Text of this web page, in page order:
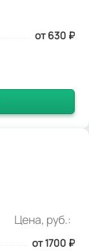
от 630 ₽
Цена, руб.:
от 1700 ₽